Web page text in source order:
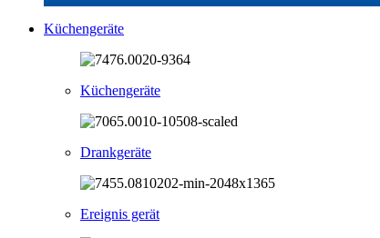
Küchengeräte
Küchengeräte
Drankgeräte
Ereignis gerät